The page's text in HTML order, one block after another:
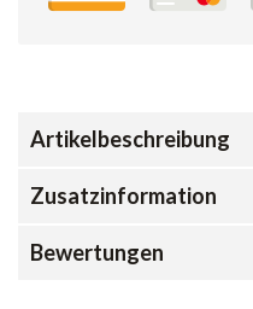
Artikelbeschreibung
Zusatzinformation
Bewertungen